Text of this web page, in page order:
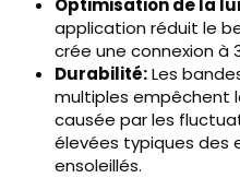
Optimisation de la
application réduit le
crée une connexion à
Durabilité:Les
multiples empêchent
causée par les
élevées typiques des
ensoleillés.